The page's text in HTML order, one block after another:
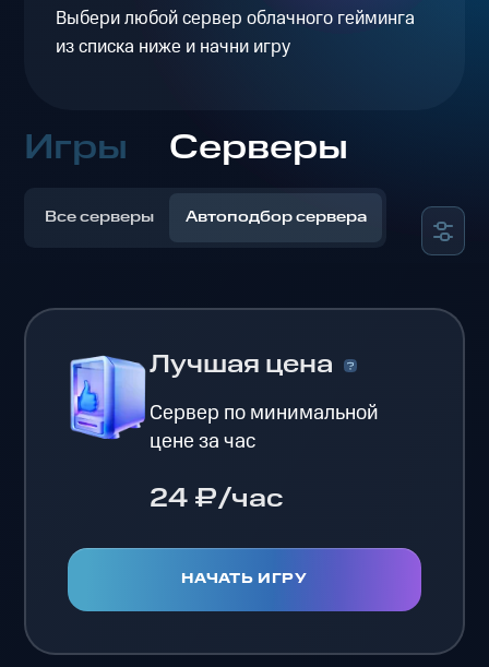
Выбери любой сервер облачного гейминга
из списка ниже и начни игру
Игры Серверы
Все серверы Автоподбор сервера
Лучшая цена
Сервер по минимальной
цене за час
24 ₽/час
НАЧАТЬ ИГРУ